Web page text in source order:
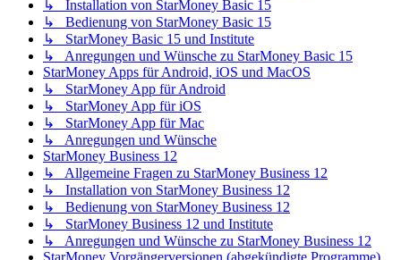
↳ Installation von StarMoney Basic 15
↳ Bedienung von StarMoney Basic 15
↳ StarMoney Basic 15 und Institute
↳ Anregungen und Wünsche zu StarMoney Basic 15
StarMoney Apps für Android, iOS und MacOS
↳ StarMoney App für Android
↳ StarMoney App für iOS
↳ StarMoney App für Mac
↳ Anregungen und Wünsche
StarMoney Business 12
↳ Allgemeine Fragen zu StarMoney Business 12
↳ Installation von StarMoney Business 12
↳ Bedienung von StarMoney Business 12
↳ StarMoney Business 12 und Institute
↳ Anregungen und Wünsche zu StarMoney Business 12